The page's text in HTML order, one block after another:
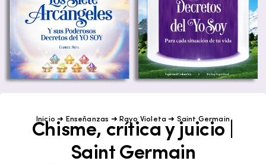
Inicio ➜ Enseñanzas ➜ Rayo Violeta ➜ Saint Germain
Chisme, crítica y juicio |
Saint Germain